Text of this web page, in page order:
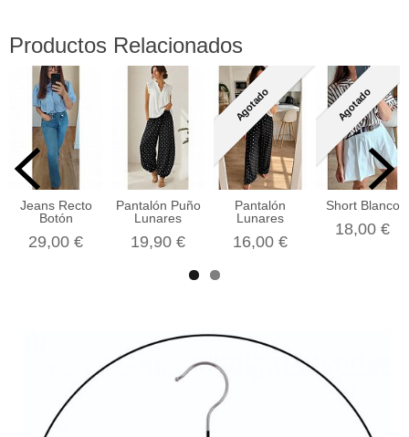
Productos Relacionados
Jeans Recto
Botón
29,00 €
Pantalón Puño
Lunares
19,90 €
Agotado
Pantalón
Lunares
16,00 €
Agotado
Short Blanco
18,00 €